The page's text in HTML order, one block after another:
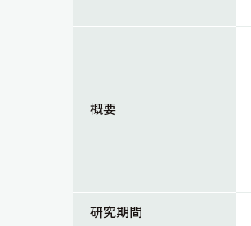
概要
研究期間